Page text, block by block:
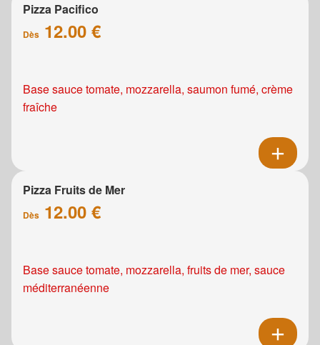
Pizza Pacifico
Dès 12.00 €
Base sauce tomate, mozzarella, saumon fumé, crème
fraîche
Pizza Fruits de Mer
Dès 12.00 €
Base sauce tomate, mozzarella, fruits de mer, sauce
méditerranéenne